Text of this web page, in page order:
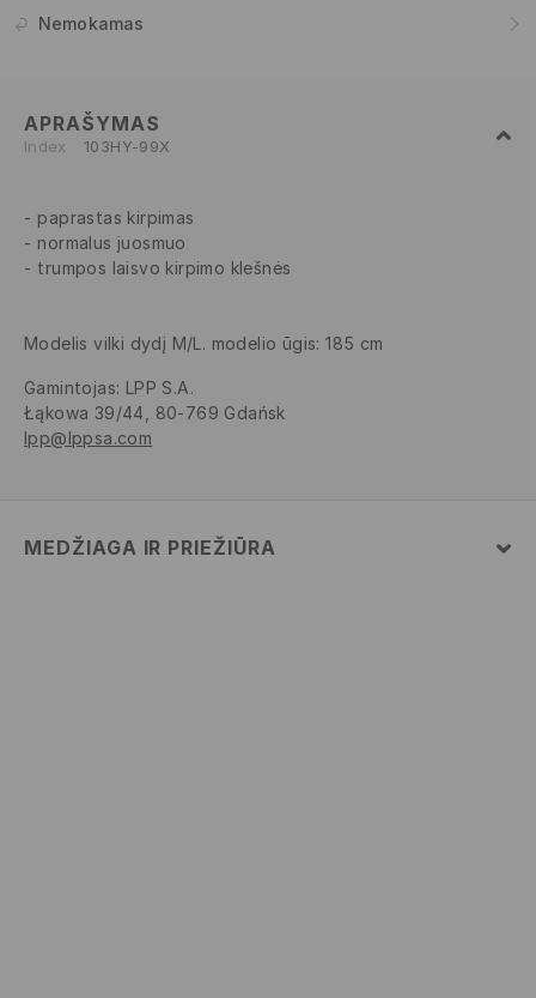
Nemokamas
APRAŠYMAS
Index 103HY-99X
paprastas kirpimas
normalus juosmuo
trumpos laisvo kirpimo klešnės
Modelis vilki dydį M/L. modelio ūgis: 185 cm
Gamintojas: LPP S.A.
Łąkowa 39/44, 80-769 Gdańsk
lpp@lppsa.com
MEDŽIAGA IR PRIEŽIŪRA